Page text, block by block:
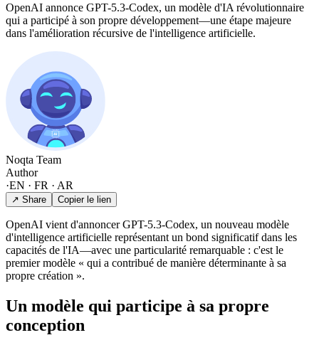
OpenAI annonce GPT-5.3-Codex, un modèle d'IA révolutionnaire
qui a participé à son propre développement—une étape majeure
dans l'amélioration récursive de l'intelligence artificielle.
Noqta Team
Author
·EN · FR · AR
↗ Share Copier le lien
OpenAI vient d'annoncer GPT-5.3-Codex, un nouveau modèle
d'intelligence artificielle représentant un bond significatif dans les
capacités de l'IA—avec une particularité remarquable : c'est le
premier modèle « qui a contribué de manière déterminante à sa
propre création ».
Un modèle qui participe à sa propre
conception